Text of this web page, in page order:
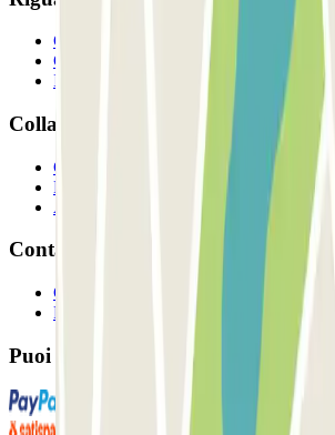
Chi siamo
Come funziona?
I Nostri Parcheggi
Collaboriamo?
Collaboratori
Proprietari di parcheggio
Affiliati
Contatto
Contattaci
FAQ
Puoi utilizzare questi metodi di